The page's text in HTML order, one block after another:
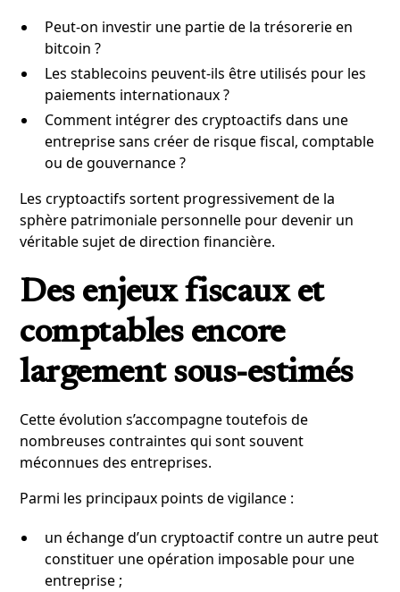
Peut-on investir une partie de la trésorerie en
bitcoin ?
Les stablecoins peuvent-ils être utilisés pour les
paiements internationaux ?
Comment intégrer des cryptoactifs dans une
entreprise sans créer de risque fiscal, comptable
ou de gouvernance ?
Les cryptoactifs sortent progressivement de la
sphère patrimoniale personnelle pour devenir un
véritable sujet de direction financière.
Des enjeux fiscaux et
comptables encore
largement sous-estimés
Cette évolution s’accompagne toutefois de
nombreuses contraintes qui sont souvent
méconnues des entreprises.
Parmi les principaux points de vigilance :
un échange d’un cryptoactif contre un autre peut
constituer une opération imposable pour une
entreprise ;